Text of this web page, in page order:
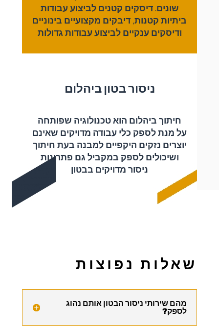
שונים. דיסקים קטנים לביצוע עבודות
ביתיות קטנות, דיבקים מקצועיים בינוניים
ודיסקים ענקיים לביצוע עבודות גדולות
ניסור בטון ביהלום
חיתוך ביהלום הוא טכנולוגיה שפותחה
על מנת לספק כלי עבודה מדויקים שאינם
יוצרים נזקים היקפיים למבנה בעת חיתוך
ושיכולים לספק במקביל גם פתרונות
ניסור מדויקים בבטון
שאלות נפוצות
מהם שירותי ניסור הבטון אותם נהוג
לספק?